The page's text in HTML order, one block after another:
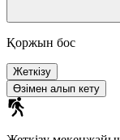
Қоржын бос
Жеткізу
Өзімен алып кету